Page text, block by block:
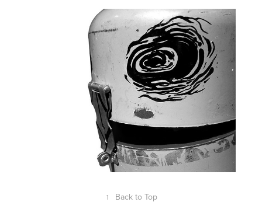
Palocinho
2010
↑ Back to Top